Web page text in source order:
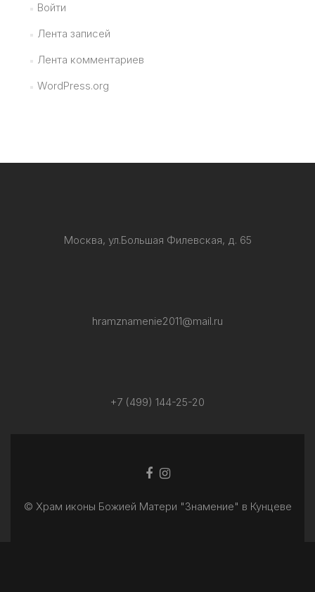
Войти
Лента записей
Лента комментариев
WordPress.org
Москва, ул.Большая Филевская, д. 65
hramznamenie2011@mail.ru
+7 (499) 144-25-20
Facebook
Ссылка
© Храм иконы Божией Матери "Знамение" в Кунцеве